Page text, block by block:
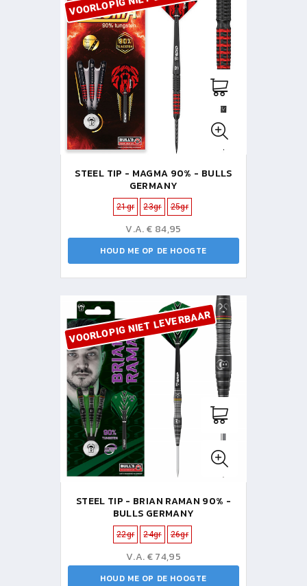
STEEL TIP - MAGMA 90% - BULLS
GERMANY
21gr 23gr 25gr
V.A. € 84,95
HOUD ME OP DE HOOGTE
VOORLOPIG NIET LEVERBAAR
STEEL TIP - BRIAN RAMAN 90% -
BULLS GERMANY
22gr 24gr 26gr
V.A. € 74,95
HOUD ME OP DE HOOGTE